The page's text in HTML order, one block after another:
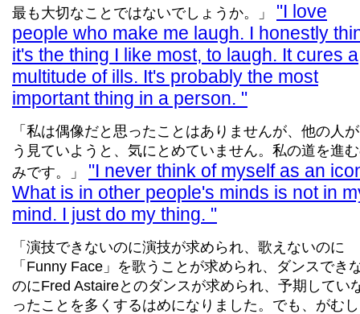
最も大切なことではないでしょうか。」
I love
people who make me laugh. I honestly
it's the thing I like most, to laugh. It cures a
multitude of ills. It's probably the most
important thing in a person.
「私は偶像だと思ったことはありませんが、他の人
う見ていようと、気にとめていません。私の道を進
みです。」
I never think of myself as an
What is in other people's minds is not in
mind. I just do my thing.
「演技できないのに演技が求められ、歌えないのに
「Funny Face」を歌うことが求められ、ダンスでき
のにFred Astaireとのダンスが求められ、予期してい
ったことを多くするはめになりました。でも、がむ